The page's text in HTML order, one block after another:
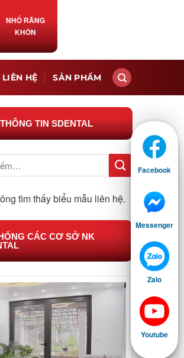
NHỔ RĂNG
KHÔN
LIÊN HỆ SẢN PHẨM
TIN SDENTAL
tìm thấy biểu mẫu liên hệ.
CÁC CƠ SỞ NK
Facebook
Messenger
Zalo
Youtube